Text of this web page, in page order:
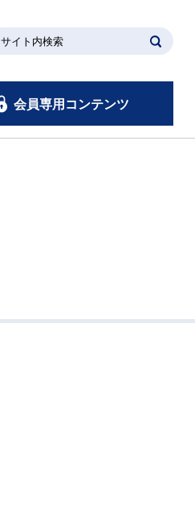
サイト内検索
会員専用コンテンツ